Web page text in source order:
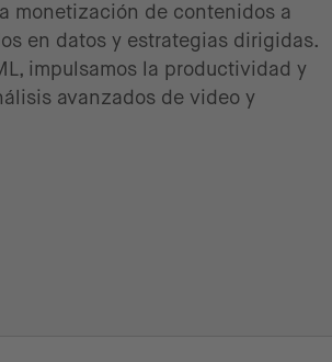
monetización de contenidos a
en datos y estrategias dirigidas.
impulsamos la productividad y
avanzados de video y